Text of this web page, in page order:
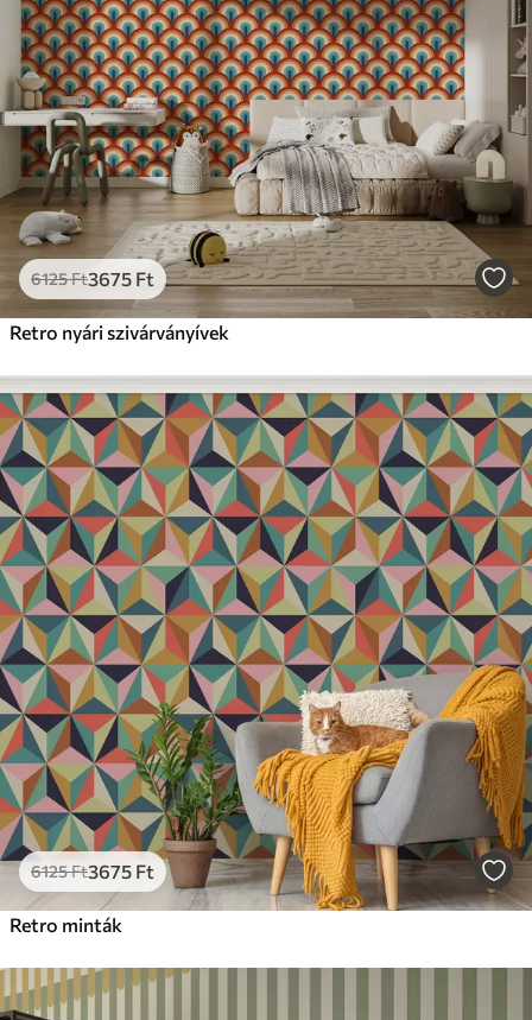
Prémium
158339499Ft/m²
Prémium vinil
1820810925Ft/m²
Peel and Stick
2266613600Ft/m²
6125Ft3675 Ft
Retro nyári szivárványívek
6125Ft3675 Ft
Retro minták